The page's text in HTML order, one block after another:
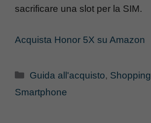
sacrificare una slot per la SIM.
Acquista Honor 5X su Amazon
Categorie
Guida all'acquisto, Shopping
Smartphone